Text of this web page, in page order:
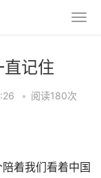
直记住
• 阅读180次
着我们看着中国